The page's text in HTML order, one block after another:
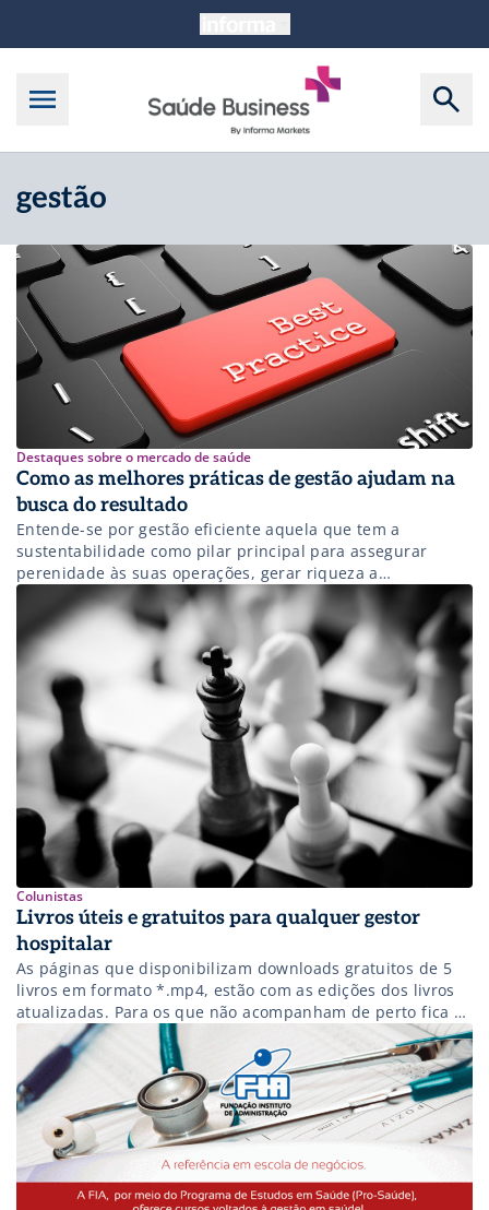
gestão
Destaques sobre o mercado de saúde
Como as melhores práticas de gestão ajudam na
busca do resultado
Entende-se por gestão eficiente aquela que tem a
sustentabilidade como pilar principal para assegurar
perenidade às suas operações, gerar riqueza a
stakeholders, minimizar riscos, preservar o meio ambiente
e, sobretudo, colaborar para o desenvolvimento da
sociedade. Na área de saúde, na esfera privada ou
pública, as melhores práticas em gestão vão ao encontro
de garantir […]
Colunistas
Livros úteis e gratuitos para qualquer gestor
hospitalar
As páginas que disponibilizam downloads gratuitos de 5
livros em formato *.mp4, estão com as edições dos livros
atualizadas. Para os que não acompanham de perto fica a
informação de que os livros fazem parte de um projeto,
que conta com a parceria do Saúde Business, que tem
como objetivo fornecer cursos gratuitos para pessoas […]